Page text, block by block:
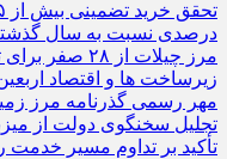
درصدی نسبت به سال
مرز چیلات از
زیرساخت‌ ها و اقتصاد
مهر رسمی گذرنامه مرز
تجلیل سخنگوی دولت از
تأکید بر تداوم مسیر خدمت‌